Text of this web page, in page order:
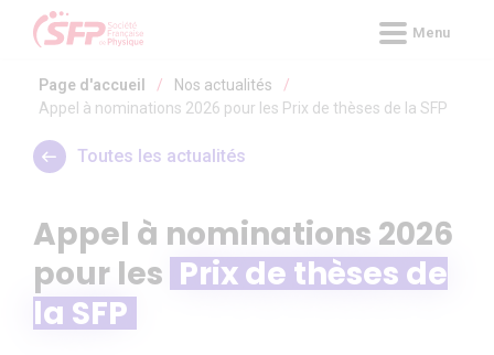
Panneau de gestion des cookies
Menu
Page d'accueil / Nos actualités
/
Appel à nominations 2026 pour les Prix de thèses de la SFP
Toutes les actualités
Appel à nominations 2026
pour les Prix de thèses de
la SFP